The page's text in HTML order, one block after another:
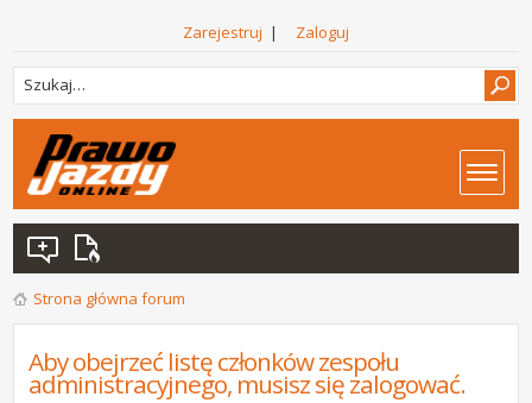
Zarejestruj | Zaloguj
Strona główna forum
Aby obejrzeć listę członków zespołu
administracyjnego, musisz się zalogować.